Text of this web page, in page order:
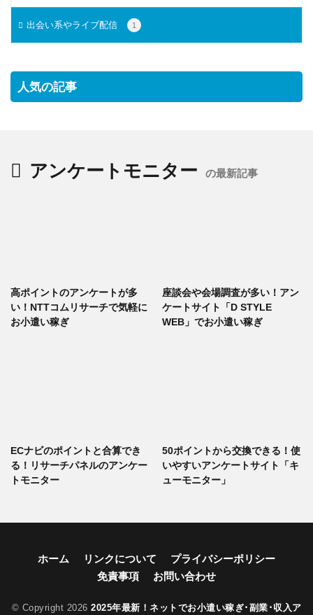
出会い系やライブ配信 1
人気の記事
アンケートモニター の最新記事
高ポイントのアンケートが多
い！NTTコムリサーチで気軽に
お小遣い稼ぎ
座談会や会場調査が多い！アン
ケートサイト「D STYLE
WEB」でお小遣い稼ぎ
ECナビのポイントと合算でき
る！リサーチパネルのアンケー
トモニター
50ポイントから交換できる！使
いやすいアンケートサイト「キ
ューモニター」
ホーム リンクについて
プライバシーポリシー
免責事項
お問い合わせ
© Copyright 2026 2025年最新！ネットでお小遣い稼ぎ･副業･収入ア